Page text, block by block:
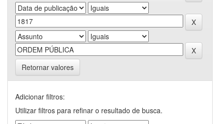
Retornar valores
Adicionar filtros:
Utilizar filtros para refinar o resultado de busca.